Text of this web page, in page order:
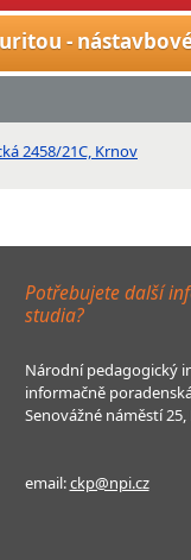
-
2458/21C, Krnov
Potřebujete další
studia?
Národní pedagogický
informačně
Senovážné náměstí 25,
email:ckp@npi.cz